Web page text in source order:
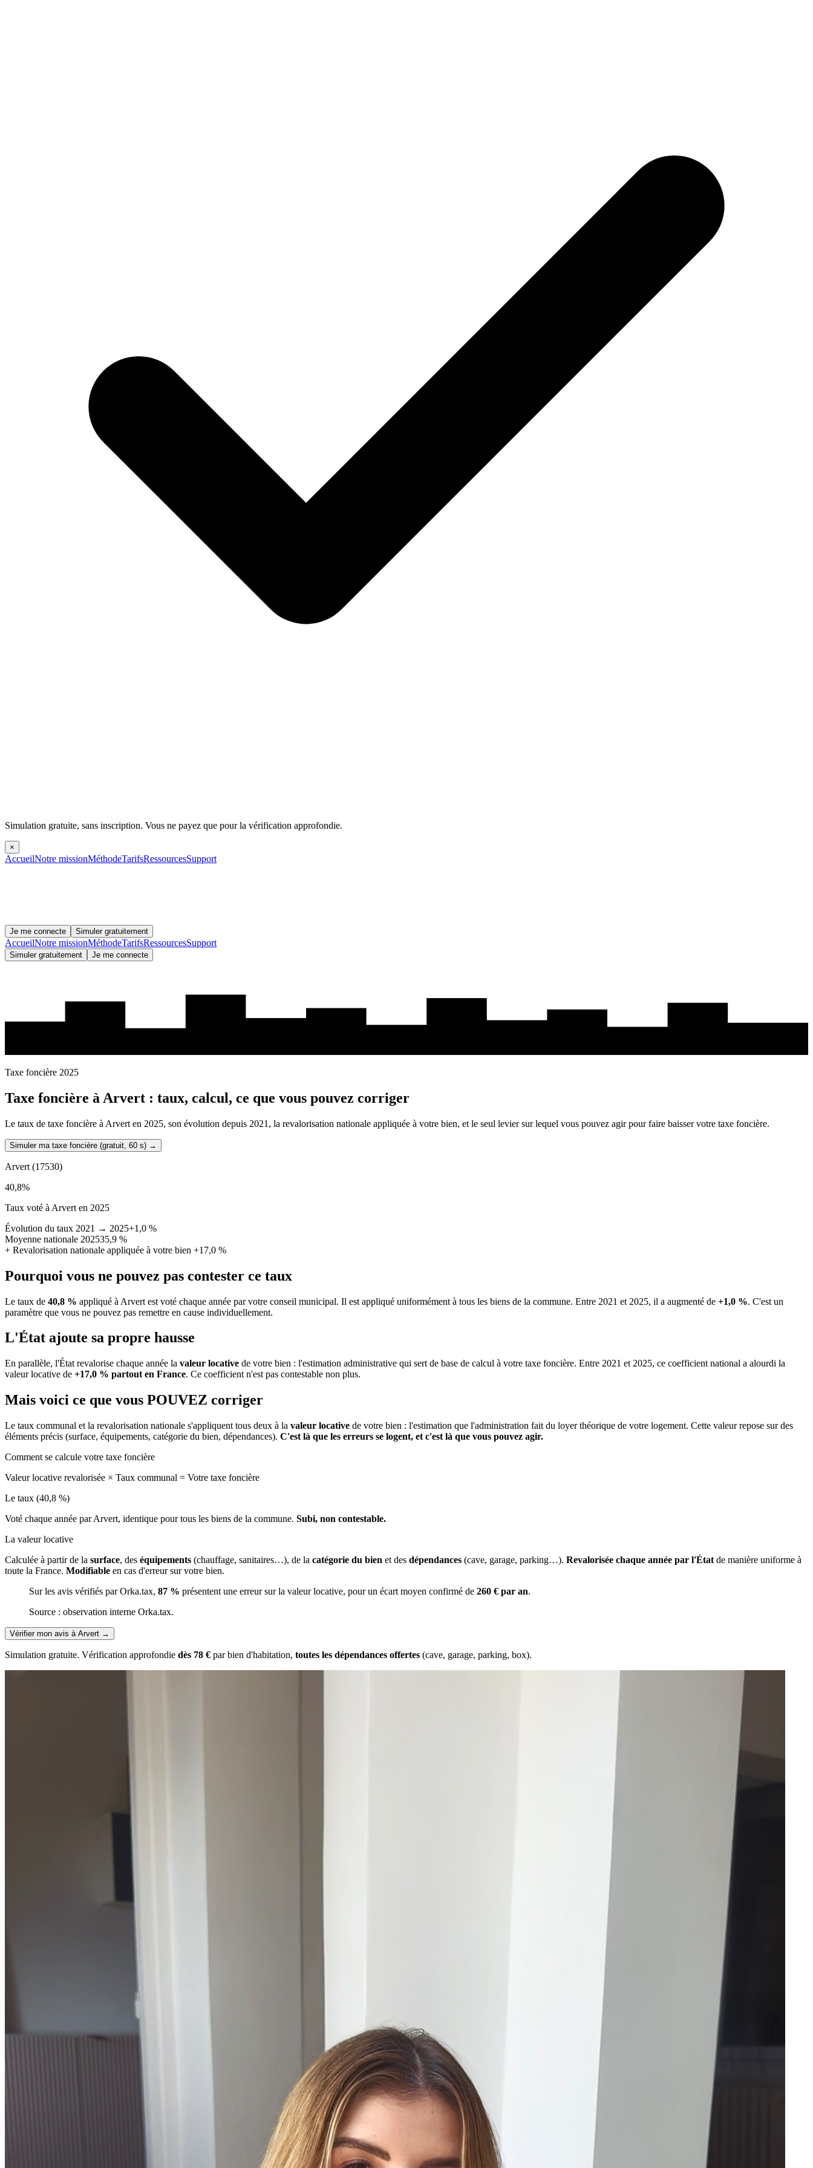
Simulation gratuite, sans inscription. Vous ne payez que pour la vérification approfondie.
×
AccueilNotre missionMéthodeTarifsRessourcesSupport
Je me connecte Simuler gratuitement
AccueilNotre missionMéthodeTarifsRessourcesSupport
Simuler gratuitement Je me connecte
Taxe foncière 2025
Taxe foncière à Arvert : taux, calcul, ce que vous pouvez corriger
Le taux de taxe foncière à Arvert en 2025, son évolution depuis 2021, la revalorisation nationale appliquée à votre bien, et le seul levier sur lequel vous pouvez agir pour faire baisser votre taxe foncière.
Simuler ma taxe foncière (gratuit, 60 s) →
Arvert (17530)
40,8%
Taux voté à Arvert en 2025
Évolution du taux 2021 → 2025+1,0 %
Moyenne nationale 202535,9 %
+ Revalorisation nationale appliquée à votre bien +17,0 %
Pourquoi vous ne pouvez pas contester ce taux
Le taux de 40,8 % appliqué à Arvert est voté chaque année par votre conseil municipal. Il est appliqué uniformément à tous les biens de la commune. Entre 2021 et 2025, il a augmenté de +1,0 %. C'est un
paramètre que vous ne pouvez pas remettre en cause individuellement.
L'État ajoute sa propre hausse
En parallèle, l'État revalorise chaque année la valeur locative de votre bien : l'estimation administrative qui sert de base de calcul à votre taxe foncière. Entre 2021 et 2025, ce coefficient national a alourdi la
valeur locative de +17,0 % partout en France. Ce coefficient n'est pas contestable non plus.
Mais voici ce que vous POUVEZ corriger
Le taux communal et la revalorisation nationale s'appliquent tous deux à la valeur locative de votre bien : l'estimation que l'administration fait du loyer théorique de votre logement. Cette valeur repose sur des
éléments précis (surface, équipements, catégorie du bien, dépendances). C'est là que les erreurs se logent, et c'est là que vous pouvez agir.
Comment se calcule votre taxe foncière
Valeur locative revalorisée × Taux communal = Votre taxe foncière
Le taux (40,8 %)
Voté chaque année par Arvert, identique pour tous les biens de la commune. Subi, non contestable.
La valeur locative
Calculée à partir de la surface, des équipements (chauffage, sanitaires…), de la catégorie du bien et des dépendances (cave, garage, parking…). Revalorisée chaque année par l'État de manière uniforme à
toute la France. Modifiable en cas d'erreur sur votre bien.
Sur les avis vérifiés par Orka.tax, 87 % présentent une erreur sur la valeur locative, pour un écart moyen confirmé de 260 € par an.
Source : observation interne Orka.tax.
Vérifier mon avis à Arvert →
Simulation gratuite. Vérification approfondie dès 78 € par bien d'habitation, toutes les dépendances offertes (cave, garage, parking, box).